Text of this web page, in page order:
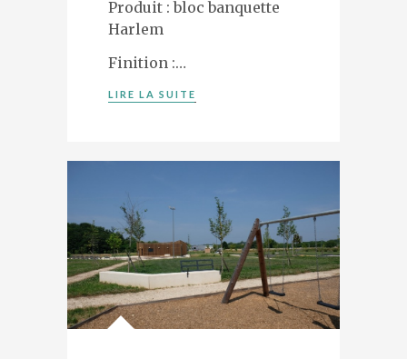
Produit : bloc banquette
Harlem
Finition :…
LIRE LA SUITE